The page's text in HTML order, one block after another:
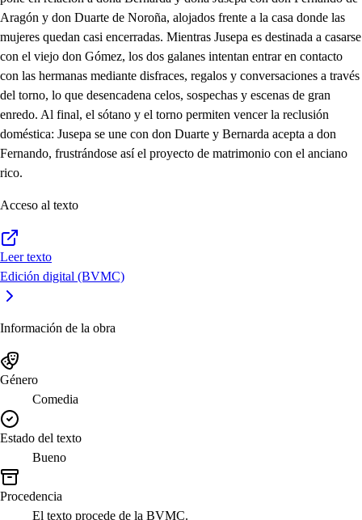
Aragón y don Duarte de Noroña, alojados frente a la casa donde las
mujeres quedan casi encerradas. Mientras Jusepa es destinada a casarse
con el viejo don Gómez, los dos galanes intentan entrar en contacto
con las hermanas mediante disfraces, regalos y conversaciones a través
del torno, lo que desencadena celos, sospechas y escenas de gran
enredo. Al final, el sótano y el torno permiten vencer la reclusión
doméstica: Jusepa se une con don Duarte y Bernarda acepta a don
Fernando, frustrándose así el proyecto de matrimonio con el anciano
rico.
Acceso al texto
Leer texto
Edición digital (BVMC)
Información de la obra
Género
Comedia
Estado del texto
Bueno
Procedencia
El texto procede de la BVMC.